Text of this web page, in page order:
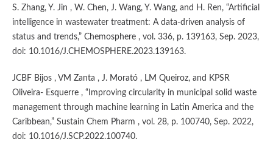
S. Zhang, Y. Jin , W. Chen, J. Wang, Y. Wang, and H. Ren, “Artificial
intelligence in wastewater treatment: A data-driven analysis of
status and trends,” Chemosphere , vol. 336, p. 139163, Sep. 2023,
doi: 10.1016/J.CHEMOSPHERE.2023.139163.
JCBF Bijos , VM Zanta , J. Morató , LM Queiroz, and KPSR
Oliveira- Esquerre , “Improving circularity in municipal solid waste
management through machine learning in Latin America and the
Caribbean,” Sustain Chem Pharm , vol. 28, p. 100740, Sep. 2022,
doi: 10.1016/J.SCP.2022.100740.